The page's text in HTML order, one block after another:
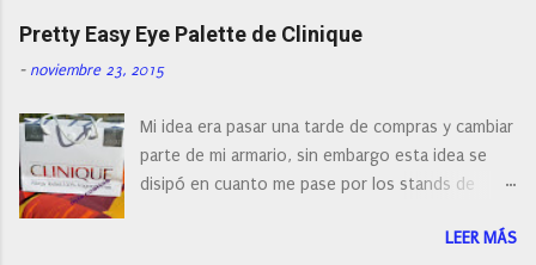
naturalmente de todos los precios. Existe en la
actualidad tal variedad, que antes de hacer la
compra debemos de hacernos unas preguntas:
post os voy a dar mi opinión de porque elegí mi
cepillo facial de Clinique
Pretty Easy Eye Palette de Clinique
- noviembre 23, 2015
Mi idea era pasar una tarde de compras y cambiar
parte de mi armario, sin embargo esta idea se
disipó en cuanto me pase por los stands de
resistirse a esta paleta de colores de Clinique.
LEER MÁS